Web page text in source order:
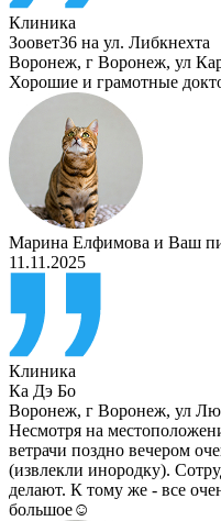
Клиника
Зоовет36 на ул. Либкнехта
Воронеж, г Воронеж, ул
Хорошие и грамотные
Марина Елфимова и Ваш
11.11.2025
Клиника
Ка Дэ Бо
Воронеж, г Воронеж, ул
Несмотря на
ветрачи поздно вечером
(извлекли инородку).
делают. К тому же - все
большое☺️